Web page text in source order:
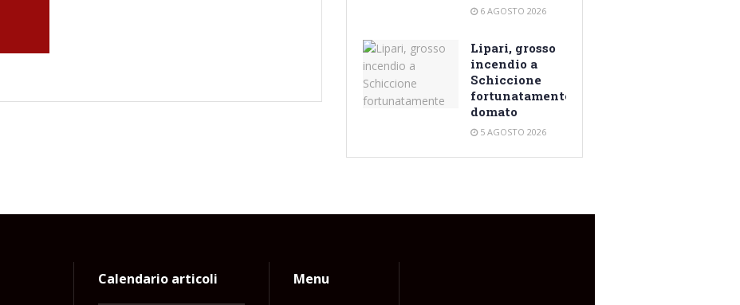
6 AGOSTO 2026
Lipari, grosso
incendio a
Schiccione
fortunatamente
domato
5 AGOSTO 2026
Calendario articoli Menu